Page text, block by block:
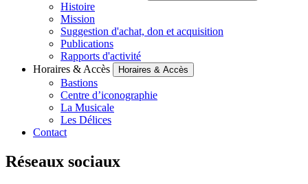
Histoire
Mission
Suggestion d'achat, don et acquisition
Publications
Rapports d'activité
Horaires & Accès
Horaires & Accès
Bastions
Centre d’iconographie
La Musicale
Les Délices
Contact
Réseaux sociaux